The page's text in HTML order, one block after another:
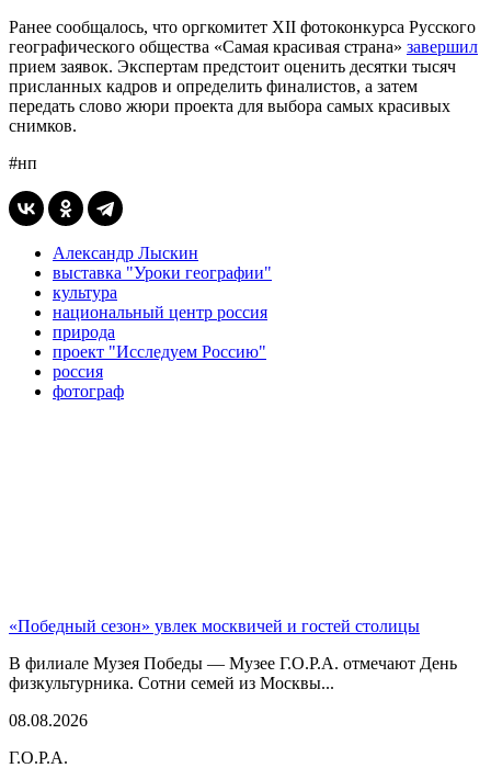
Ранее сообщалось, что оргкомитет XII фотоконкурса Русского
географического общества «Самая красивая страна» завершил
прием заявок. Экспертам предстоит оценить десятки тысяч
присланных кадров и определить финалистов, а затем
передать слово жюри проекта для выбора самых красивых
снимков.
#нп
Александр Лыскин
выставка "Уроки географии"
культура
национальный центр россия
природа
проект "Исследуем Россию"
россия
фотограф
«Победный сезон» увлек москвичей и гостей столицы
В филиале Музея Победы — Музее Г.О.Р.А. отмечают День
физкультурника. Сотни семей из Москвы...
08.08.2026
Г.О.Р.А.